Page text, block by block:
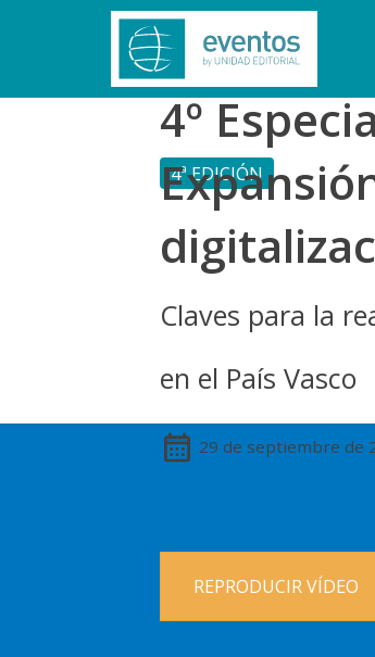
4ª EDICIÓN
4º
Claves para la
en el País Vasco
29 de septiembre de
REPRODUCIR VÍDEO